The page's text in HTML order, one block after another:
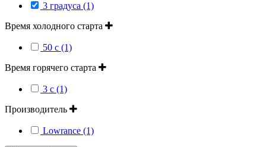
3 градуса (1)
Время холодного старта
50 с (1)
Время горячего старта
3 с (1)
Производитель
Lowrance (1)